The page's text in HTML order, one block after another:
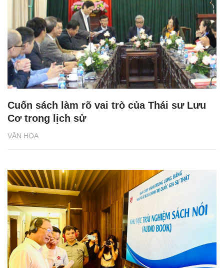
VĂN HÓA
Cuốn sách làm rõ vai trò của Thái sư Lưu
Cơ trong lịch sử